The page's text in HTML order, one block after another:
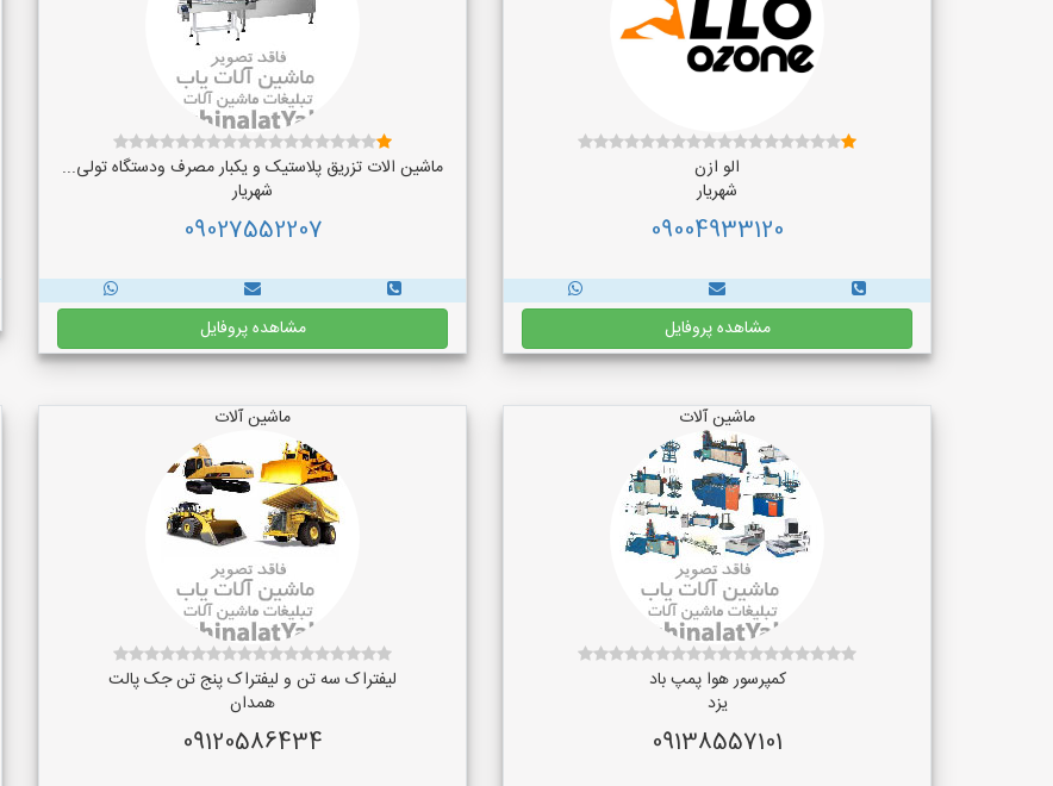
الو ازن
شهریار
09004933120
مشاهده پروفایل
ماشین الات تزریق پلاستیک و یکبار مصرف ودستگاه تولی...
شهریار
09027552207
مشاهده پروفایل
ماشین آلات
کمپرسور هوا پمپ باد
یزد
09138557101
ماشین آلات
لیفتراک سه تن و لیفتراک پنج تن جک پالت
همدان
09120586434